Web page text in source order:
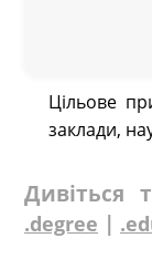
Цільове
заклади,
Дивіться
.degree |